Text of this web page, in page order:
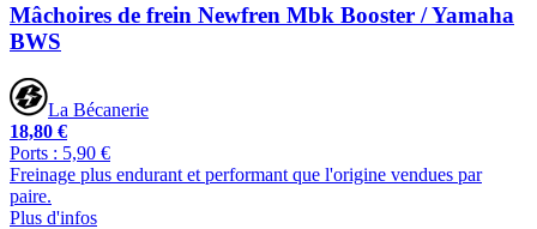
Mâchoires de frein Newfren Mbk Booster / Yamaha
BWS
La Bécanerie
18,80 €
Ports : 5,90 €
Freinage plus endurant et performant que l'origine vendues par
paire.
Plus d'infos